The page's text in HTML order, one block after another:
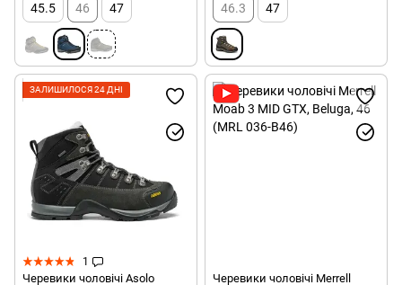
45.5 46 47 46.3 47
ЗАЛИШИЛОСЯ 24 ДНІ
1
Черевики чоловічі Asolo
Черевики чоловічі Merrell